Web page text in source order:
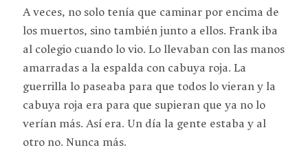
A veces, no solo tenía que caminar por encima de
los muertos, sino también junto a ellos. Frank iba
al colegio cuando lo vio. Lo llevaban con las manos
amarradas a la espalda con cabuya roja. La
guerrilla lo paseaba para que todos lo vieran y la
cabuya roja era para que supieran que ya no lo
verían más. Así era. Un día la gente estaba y al
otro no. Nunca más.